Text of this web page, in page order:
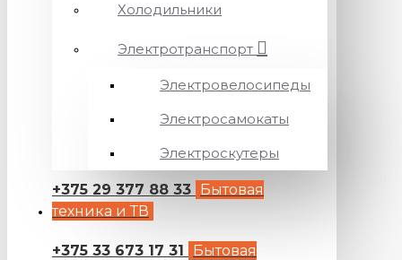
Холодильники
Электротранспорт
Электровелосипеды
Электросамокаты
Электроскутеры
+375 29 377 88 33 Бытовая
техника и ТВ
+375 33 673 17 31
Бытовая